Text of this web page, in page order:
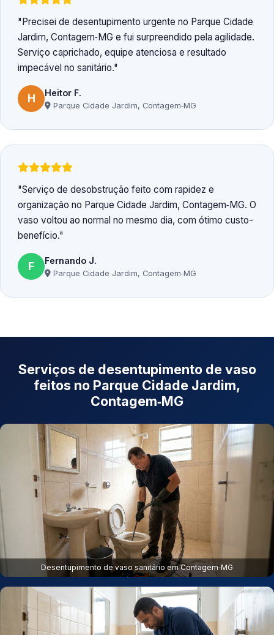
Precisei de desentupimento urgente no Parque Cidade
Jardim, Contagem‑MG e fui surpreendido pela agilidade.
Serviço caprichado, equipe atenciosa e resultado
impecável no sanitário.
H Heitor F.
Parque Cidade Jardim, Contagem‑MG
Serviço de desobstrução feito com rapidez e
organização no Parque Cidade Jardim, Contagem‑MG. O
vaso voltou ao normal no mesmo dia, com ótimo custo-
benefício.
F Fernando J.
Parque Cidade Jardim, Contagem‑MG
Serviços de desentupimento de vaso
feitos no Parque Cidade Jardim,
Contagem‑MG
Desentupimento de vaso sanitário em Contagem‑MG